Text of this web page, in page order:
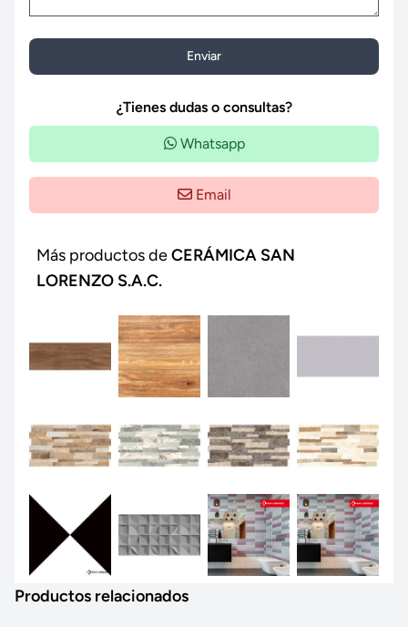
Enviar
¿Tienes dudas o consultas?
Whatsapp
Email
Más productos deCERÁMICA SAN
LORENZO S.A.C.
Productos relacionados